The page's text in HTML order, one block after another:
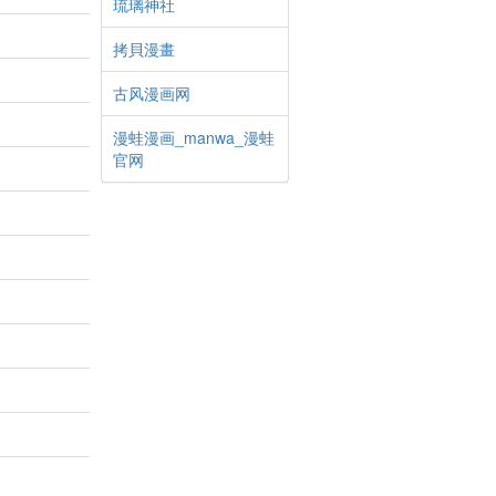
琉璃神社
拷貝漫畫
古风漫画网
漫蛙漫画_manwa_漫蛙
官网